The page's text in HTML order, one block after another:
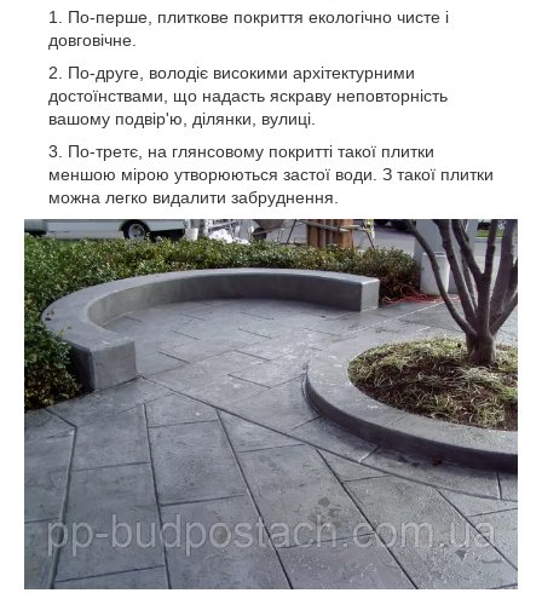
По-перше, плиткове покриття екологічно чисте і
довговічне.
По-друге, володіє високими архітектурними
достоїнствами, що надасть яскраву неповторність
вашому подвір'ю, ділянки, вулиці.
По-третє, на глянсовому покритті такої плитки
меншою мірою утворюються застої води. З такої плитки
можна легко видалити забруднення.